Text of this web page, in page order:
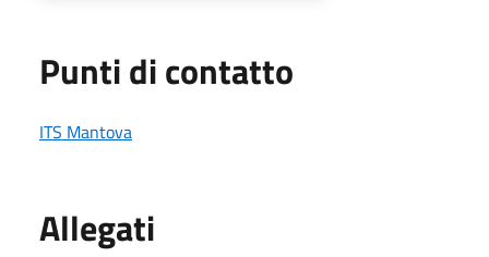
Punti di contatto
ITS Mantova
Allegati